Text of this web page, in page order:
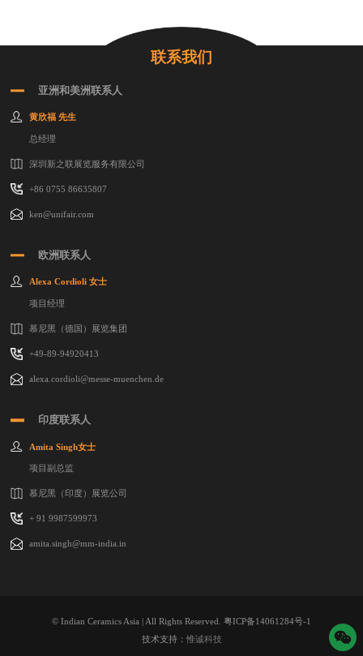
联系我们
亚洲和美洲联系人
黄欣福 先生
总经理
深圳新之联展览服务有限公司
+86 0755 86635807
ken@unifair.com
欧洲联系人
Alexa Cordioli 女士
项目经理
慕尼黑（德国）展览集团
+49-89-94920413
alexa.cordioli@messe-muenchen.de
印度联系人
Amita Singh女士
项目副总监
慕尼黑（印度）展览公司
+ 91 9987599973
amita.singh@mm-india.in
© Indian Ceramics Asia | All Rights Reserved. 粤ICP备14061284号-1
技术支持： 惟诚科技